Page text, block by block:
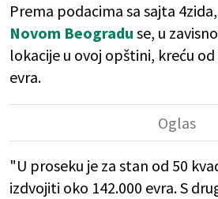
Prema podacima sa sajta 4zida,
Novom Beogradu se, u
lokacije u ovoj opštini, kreću od
evra.
"U proseku je za stan od 50
izdvojiti oko 142.000 evra. S